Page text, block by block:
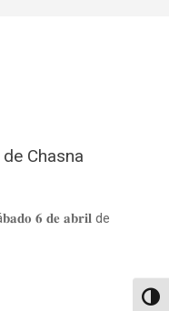
Chasna
𝟔 𝐝𝐞 𝐚𝐛𝐫𝐢𝐥 de